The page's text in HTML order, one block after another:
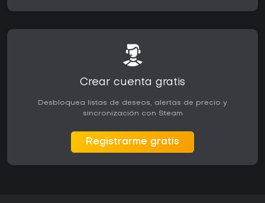
Crear cuenta gratis
Desbloquea listas de deseos, alertas de precio y
sincronización con Steam
Registrarme gratis